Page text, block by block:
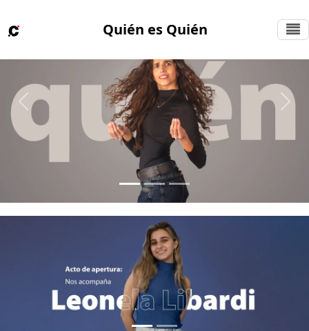
Quién es Quién
Previous Next